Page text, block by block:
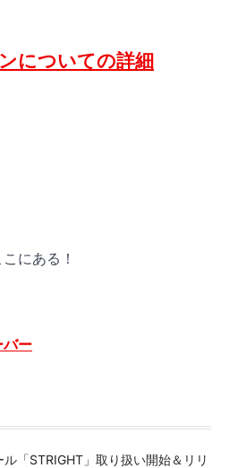
についての詳細
にある！
バー
「STRIGHT」取り扱い開始＆リリ